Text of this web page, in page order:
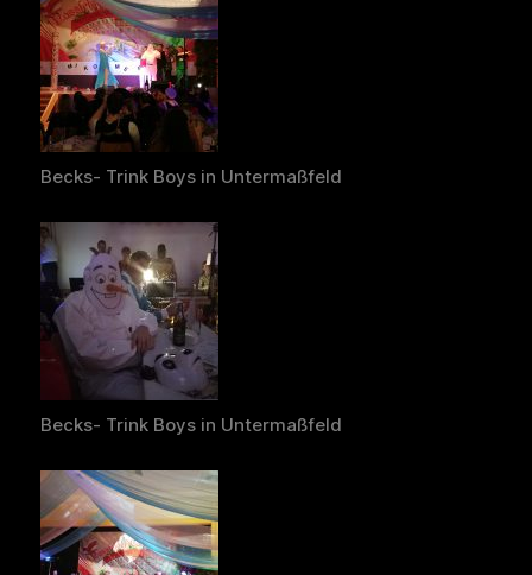
Becks- Trink Boys in Untermaßfeld
Becks- Trink Boys in Untermaßfeld